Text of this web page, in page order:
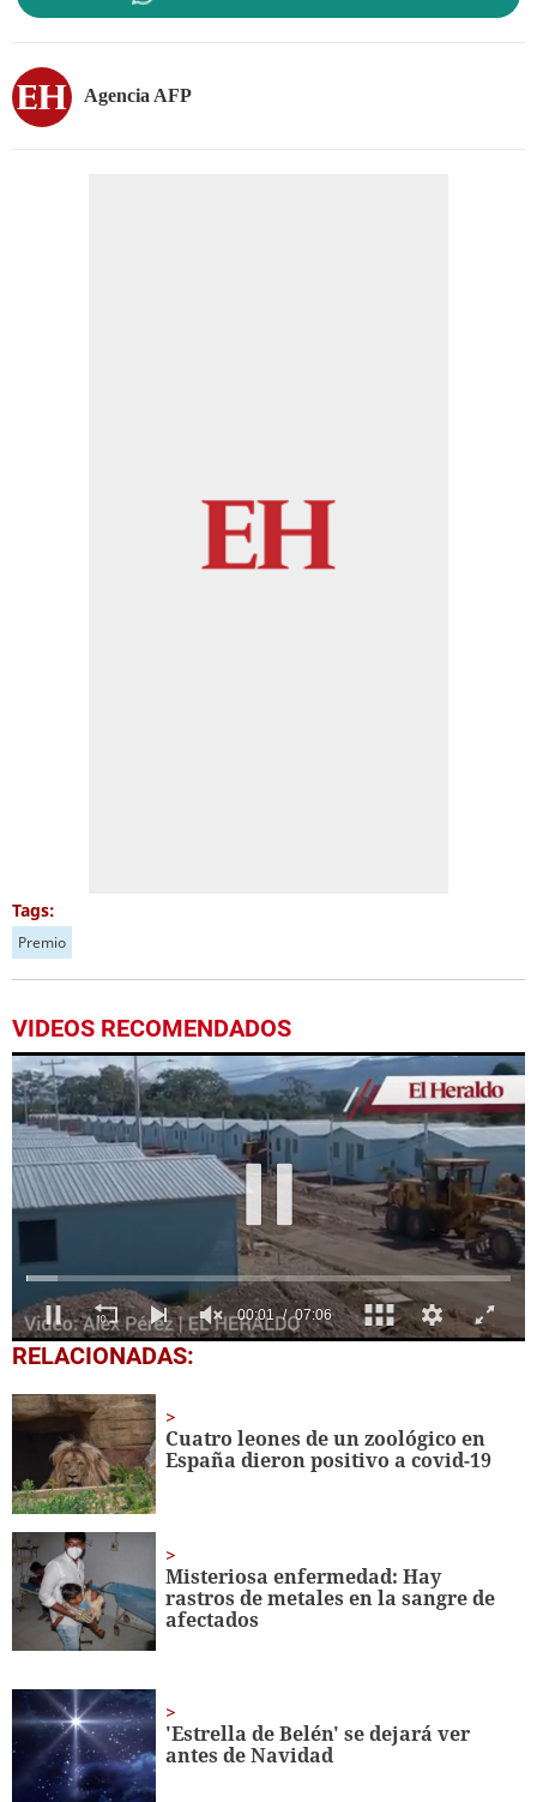
Agencia AFP
Tags:
Premio
VIDEOS RECOMENDADOS
0
seconds
7
minutes,
seconds
RELACIONADAS:
Cuatro leones de un zoológico en
España dieron positivo a covid-19
Misteriosa enfermedad: Hay
rastros de metales en la sangre de
afectados
'Estrella de Belén' se dejará ver
antes de Navidad